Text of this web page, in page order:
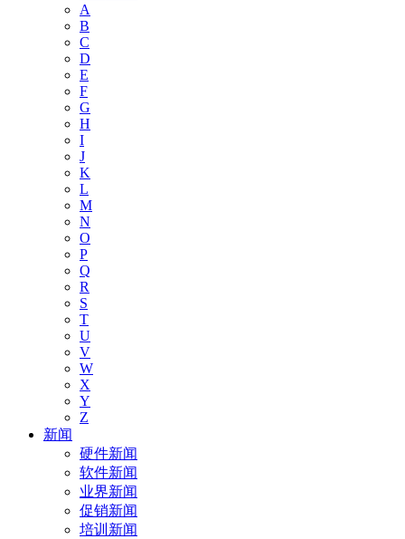
A
B
C
D
E
F
G
H
I
J
K
L
M
N
O
P
Q
R
S
T
U
V
W
X
Y
Z
新闻
硬件新闻
软件新闻
业界新闻
促销新闻
培训新闻